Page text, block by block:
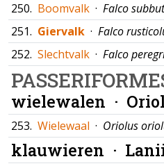
250. Boomvalk · Falco
251. Giervalk · Falco
252. Slechtvalk · Falco
wielewalen ·
253. Wielewaal · Oriolus
klauwieren ·